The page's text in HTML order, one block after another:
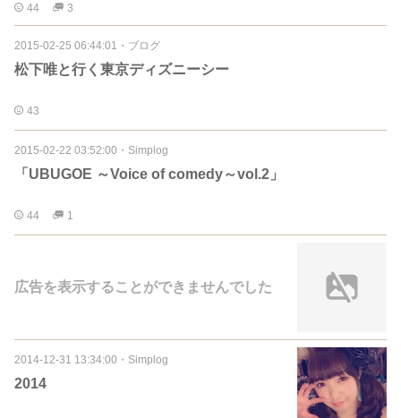
44 3
2015-02-25 06:44:01 ・ ブログ
松下唯と行く東京ディズニーシー
43
2015-02-22 03:52:00 ・ Simplog
「UBUGOE ～Voice of comedy～vol.2」
44 1
広告を表示することができませんでした
2014-12-31 13:34:00 ・ Simplog
2014